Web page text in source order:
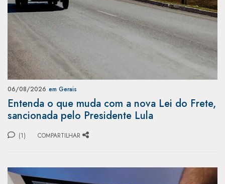
06/08/2026 em Gerais
Entenda o que muda com a nova Lei do Frete,
sancionada pelo Presidente Lula
(1) COMPARTILHAR